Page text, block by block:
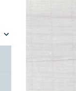
keyboard_arrow_down